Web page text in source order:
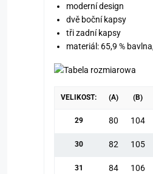
moderní design
dvě boční kapsy
tři zadní kapsy
materiál: 65,9 %
VELIKOST: (A) (B)
29 80 104
30 82 105
31 84 106